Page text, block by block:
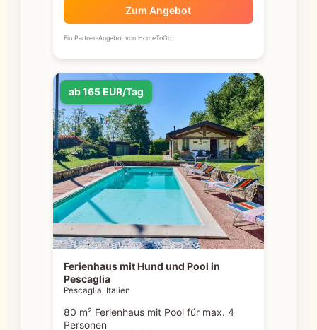
Zum Angebot
Ein Partner-Angebot von HomeToGo
ab 165 EUR/Tag
Ferienhaus mit Hund und Pool in
Pescaglia
Pescaglia, Italien
80 m² Ferienhaus mit Pool für max. 4
Personen